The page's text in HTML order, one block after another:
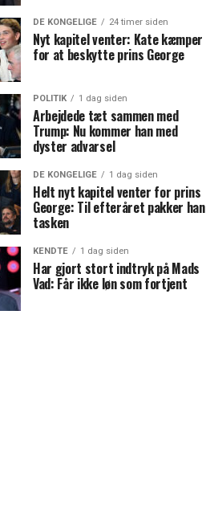
DE KONGELIGE 24 timer siden
Nyt kapitel venter: Kate kæmper
for at beskytte prins George
POLITIK 1 dag siden
Arbejdede tæt sammen med
Trump: Nu kommer han med
dyster advarsel
DE KONGELIGE 1 dag siden
Helt nyt kapitel venter for prins
George: Til efteråret pakker han
tasken
KENDTE 1 dag siden
Har gjort stort indtryk på Mads
Vad: Får ikke løn som fortjent